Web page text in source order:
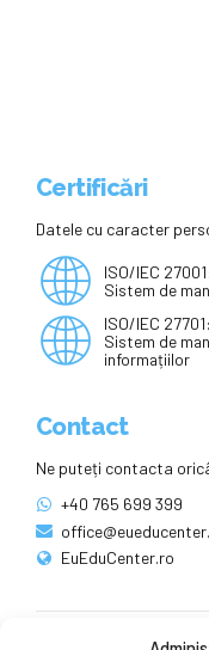
Certificări
Datele cu caracter
ISO/IEC
Sistem de
ISO/IEC
Sistem de
informațiilor
Contact
Ne puteți contacta
+40 765 699 399
EuEduCenter.ro